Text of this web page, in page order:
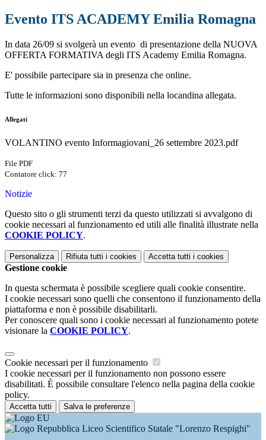
Evento ITS ACADEMY Emilia Romagna
In data 26/09 si svolgerà un evento di presentazione della NUOVA
OFFERTA FORMATIVA degli ITS Academy Emilia Romagna.
E' possibile partecipare sia in presenza che online.
Tutte le informazioni sono disponibili nella locandina allegata.
Allegati
VOLANTINO evento Informagiovani_26 settembre 2023.pdf
File PDF
Contatore click: 77
Notizie
Questo sito o gli strumenti terzi da questo utilizzati si avvalgono di
cookie necessari al funzionamento ed utili alle finalità illustrate nella
COOKIE POLICY.
Personalizza Rifiuta tutti i cookies Accetta tutti i cookies
Gestione cookie
In questa schermata è possibile scegliere quali cookie consentire.
I cookie necessari sono quelli che consentono il funzionamento della
piattaforma e non è possibile disabilitarli.
Per conoscere quali sono i cookie necessari al funzionamento potete
visionare la COOKIE POLICY.
Cookie necessari per il funzionamento
I cookie necessari per il funzionamento non possono essere
disabilitati. È possibile consultare l'elenco nella pagina della cookie
policy.
Accetta tutti Salva le preferenze
Liceo Scientifico Statale "Lorenzo Respighi"